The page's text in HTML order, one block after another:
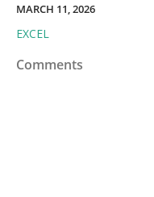
MARCH 11, 2026
EXCEL
Comments